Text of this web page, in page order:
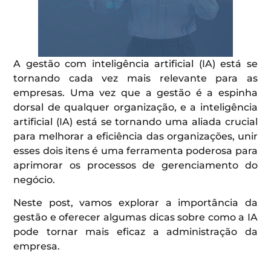
A gestão com inteligência artificial (IA) está se
tornando cada vez mais relevante para as
empresas. Uma vez que a gestão é a espinha
dorsal de qualquer organização, e a inteligência
artificial (IA) está se tornando uma aliada crucial
para melhorar a eficiência das organizações, unir
esses dois itens é uma ferramenta poderosa para
aprimorar os processos de gerenciamento do
negócio.
Neste post, vamos explorar a importância da
gestão e oferecer algumas dicas sobre como a IA
pode tornar mais eficaz a administração da
empresa.